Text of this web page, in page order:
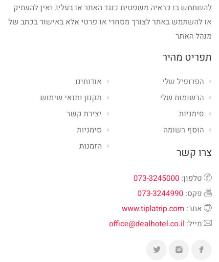
להשתמש בו כראיה משפטית כנגד האתר או בעליו, ואין להעתיק
או להשתמש באתר לצורך מסחרי או פרטי אלא באישור בכתב של
מנהל האתר
תפריט מהיר
אודותינו
תקנון ותנאי שימוש
יצירת קשר
סימניות
הזמנות
הפרופיל שלי
הרשומות שלי
סימניות
הוסף רשומה
צרו קשר
טלפון: 073-3245000
פקס: 073-3244990
אתר: www.tiplatrip.com
מייל: office@dealhotel.co.il